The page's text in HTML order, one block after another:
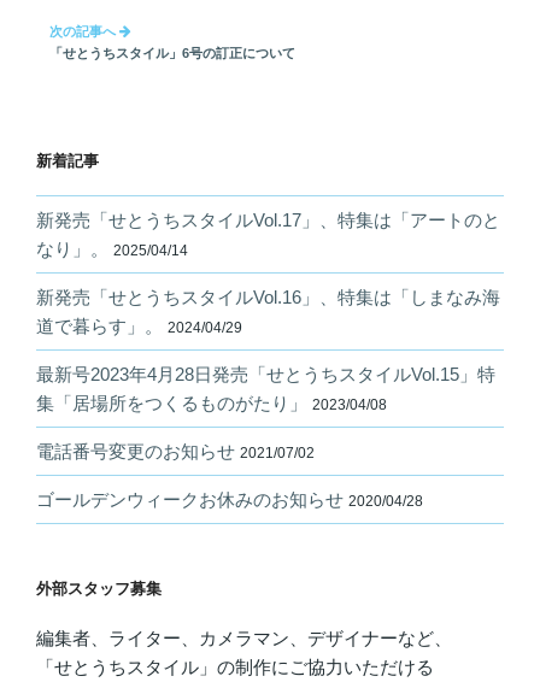
ビ
ゲ
ョ
ン
次の記事へ
「せとうちスタイル」6号の訂正について
新着記事
新発売「せとうちスタイルVol.17」、特集は「アートのと
なり」。
2025/04/14
新発売「せとうちスタイルVol.16」、特集は「しまなみ海
道で暮らす」。
2024/04/29
最新号2023年4月28日発売「せとうちスタイルVol.15」特
集「居場所をつくるものがたり」
2023/04/08
電話番号変更のお知らせ 2021/07/02
ゴールデンウィークお休みのお知らせ 2020/04/28
外部スタッフ募集
編集者、ライター、カメラマン、デザイナーなど、
「せとうちスタイル」の制作にご協力いただける